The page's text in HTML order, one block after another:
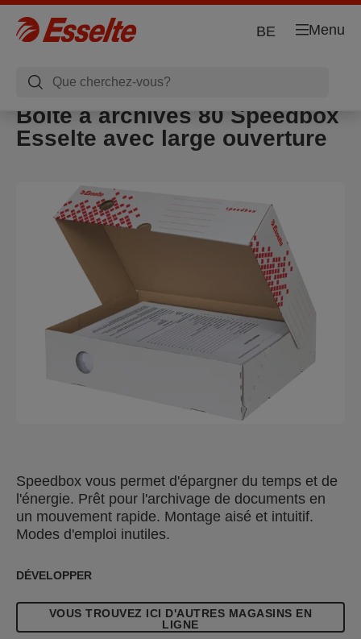
Menu
BE
Boîte à archives 80 Speedbox
Esselte avec large ouverture
Speedbox vous permet d'épargner du temps et de
l'énergie. Prêt pour l'archivage de documents en
un mouvement rapide. Montage aisé et intuitif.
Modes d'emploi inutiles.
DÉVELOPPER
VOUS TROUVEZ ICI D'AUTRES MAGASINS EN
LIGNE